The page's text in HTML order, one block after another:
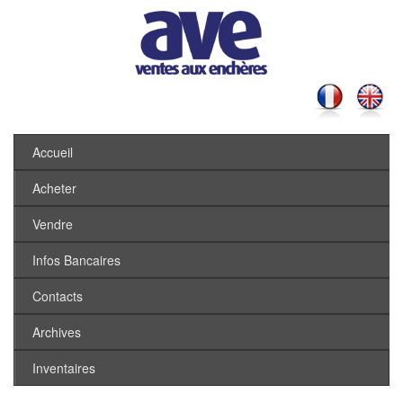
Accueil
Acheter
Vendre
Infos Bancaires
Contacts
Archives
Inventaires